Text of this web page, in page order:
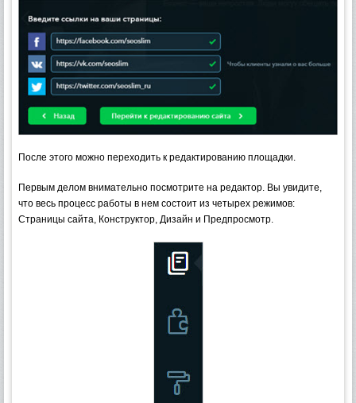
После этого можно переходить к редактированию площадки.
Первым делом внимательно посмотрите на редактор. Вы увидите,
что весь процесс работы в нем состоит из четырех режимов:
Страницы сайта, Конструктор, Дизайн и Предпросмотр.